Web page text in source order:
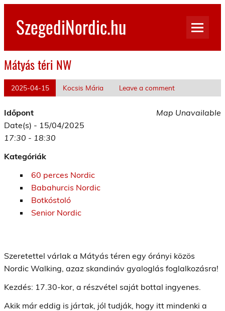
Skip
contentSzegediNordic.hu
Mátyás téri NW
2025-04-15 Kocsis Mária Leave a comment
Map Unavailable
Időpont
Date(s) - 15/04/2025
17:30 - 18:30
Kategóriák
60 perces Nordic
Babahurcis Nordic
Botkóstoló
Senior Nordic
Szeretettel várlak a Mátyás téren egy órányi közös
Nordic Walking, azaz skandináv gyaloglás foglalkozásra!
Kezdés: 17.30-kor, a részvétel saját bottal ingyenes.
Akik már eddig is jártak, jól tudják, hogy itt mindenki a